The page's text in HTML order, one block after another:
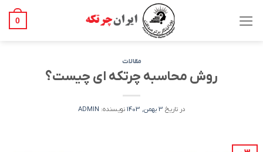
0
مقالات
روش محاسبه چرتکه ای چیست؟
در تاریخ 3 بهمن, 1403 نویسنده: ADMIN